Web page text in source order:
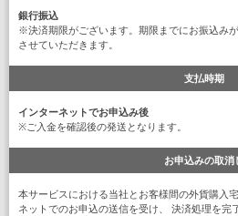
銀行振込
※決済期限がございます。期限までにお振込み
させていただきます。
支払時期
インターネットでお申込み後
※ご入金を確認後の発送となります。
お申込みの取消
本サービスにおける当社とお客様間の外貨購入
ネットでのお申込の送信を受け、 決済処理を完